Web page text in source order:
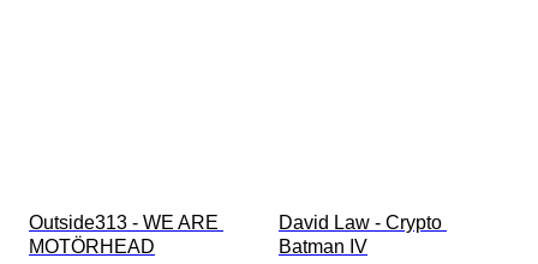
Outside313 - WE ARE
MOTÖRHEAD
David Law - Crypto
Batman IV